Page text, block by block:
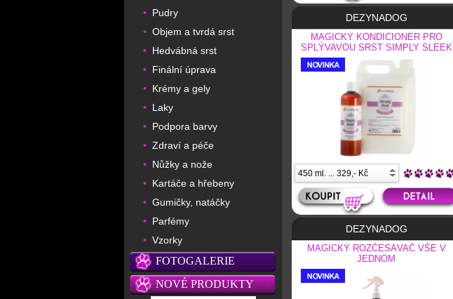
• Pudry
• Objem a tvrdá srst
• Hedvábná srst
• Finální úprava
• Krémy a gely
• Laky
• Podpora barvy
• Zdraví a péče
• Nůžky a nože
• Kartáče a hřebeny
• Gumičky, natáčky
• Parfémy
• Vzorky
FOTOGALERIE
NOVÉ PRODUKTY
DEZYNADOG
MAGICKÝ KONDICIONÉR PRO
SPLÝVAVOU SRST SIMPLY SLEEK
DEZYNADOG
MAGICKÝ ROZČESÁVAČ VŠE V
JEDNOM